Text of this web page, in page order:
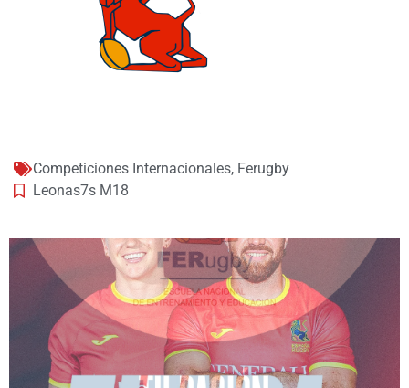
Competiciones Internacionales, Ferugby
Leonas7s M18